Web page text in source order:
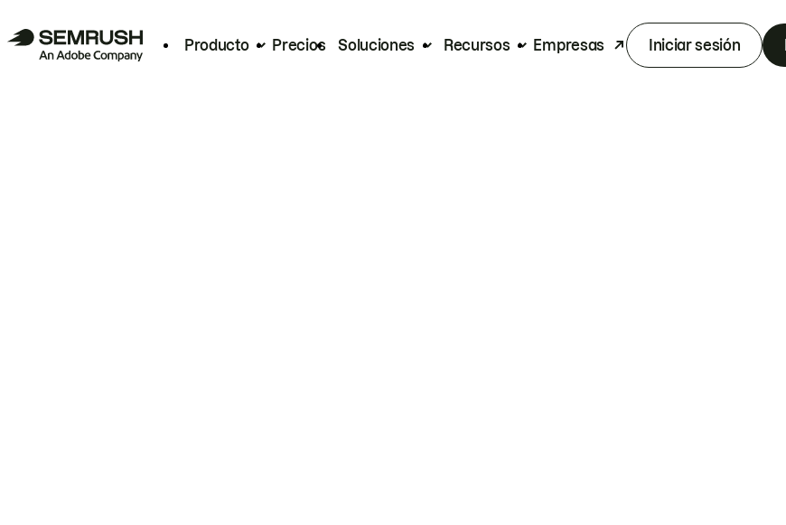
Producto Precios Soluciones Recursos Empresas Iniciar sesión